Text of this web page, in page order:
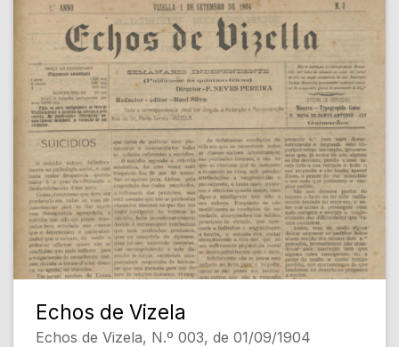
Echos de Vizela
Echos de Vizela, N.º 003, de 01/09/1904